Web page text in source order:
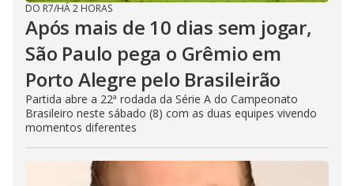
DO R7/HÁ 2 HORAS
Após mais de 10 dias sem jogar,
São Paulo pega o Grêmio em
Porto Alegre pelo Brasileirão
Partida abre a 22ª rodada da Série A do Campeonato
Brasileiro neste sábado (8) com as duas equipes vivendo
momentos diferentes